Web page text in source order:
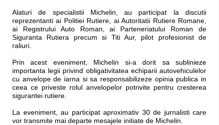
Alaturi de specialistii Michelin, au participat la discutii
reprezentanti ai Politiei Rutiere, ai Autoritatii Rutiere Romane,
ai Registrului Auto Roman, ai Parteneriatului Roman de
Siguranta Rutiera precum si Titi Aur, pilot profesionist de
raliuri.
Prin acest eveniment, Michelin si-a dorit sa sublinieze
importanta legii privind obligativitatea echiparii autovehiculelor
cu anvelope de iarna si sa responsabilizeze opinia publica in
ceea ce priveste rolul anvelopelor potrivite pentru cresterea
sigurantei rutiere.
La eveniment, au participat aproximativ 30 de jurnalisti care
vor transmite mai departe mesajele initiate de Michelin.